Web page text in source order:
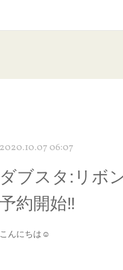
2020.10.07 06:07
ダブスタ:リボ
予約開始‼️
こんにちは☺︎